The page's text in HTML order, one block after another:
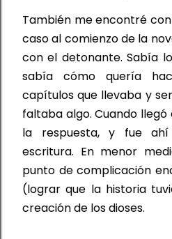
También me encontré
caso al comienzo de la
con el detonante. Sabía
sabía cómo quería
capítulos que llevaba y
faltaba algo. Cuando llegó
la respuesta,
escritura. En menor
punto de complicación
(lograr que la historia
creación de los dioses.